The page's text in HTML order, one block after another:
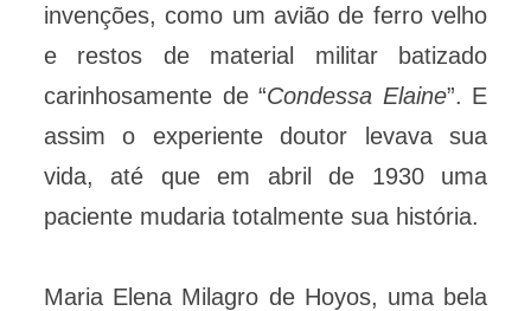
invenções, como um avião de ferro velho
e restos de material militar batizado
carinhosamente de “Condessa Elaine”. E
assim o experiente doutor levava sua
vida, até que em abril de 1930 uma
paciente mudaria totalmente sua história.
Maria Elena Milagro de Hoyos, uma bela